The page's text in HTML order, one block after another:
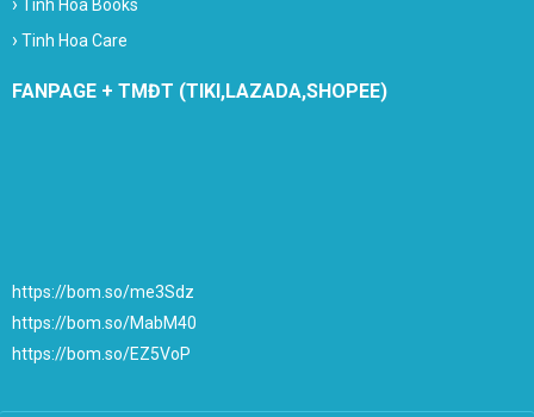
Tinh Hoa Books
› Tinh Hoa Care
FANPAGE + TMĐT (TIKI,LAZADA,SHOPEE)
https://bom.so/me3Sdz
https://bom.so/MabM40
https://bom.so/EZ5VoP